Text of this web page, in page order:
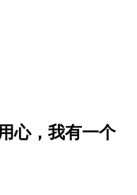
心，我有一个